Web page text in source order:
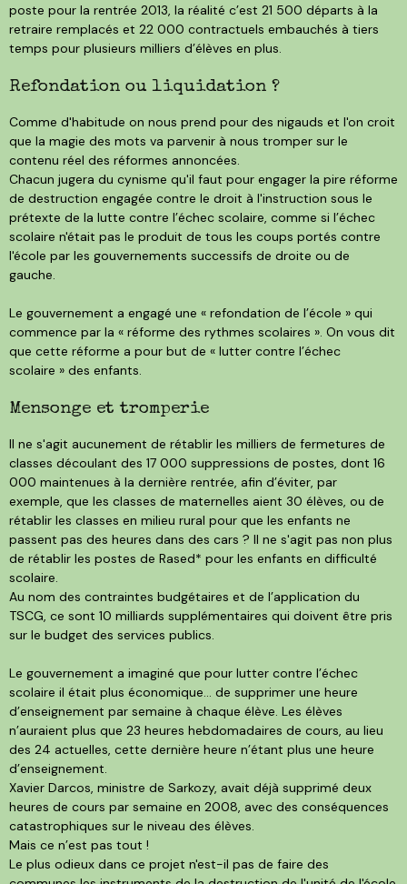
poste pour la rentrée 2013, la réalité c’est 21 500 départs à la
retraire remplacés et 22 000 contractuels embauchés à tiers
temps pour plusieurs milliers d’élèves en plus.
Refondation ou liquidation ?
Comme d'habitude on nous prend pour des nigauds et l'on croit
que la magie des mots va parvenir à nous tromper sur le
contenu réel des réformes annoncées.
Chacun jugera du cynisme qu'il faut pour engager la pire réforme
de destruction engagée contre le droit à l'instruction sous le
prétexte de la lutte contre l’échec scolaire, comme si l’échec
scolaire n'était pas le produit de tous les coups portés contre
l'école par les gouvernements successifs de droite ou de
gauche.
Le gouvernement a engagé une « refondation de l’école » qui
commence par la « réforme des rythmes scolaires ». On vous dit
que cette réforme a pour but de « lutter contre l’échec
scolaire » des enfants.
Mensonge et tromperie
Il ne s'agit aucunement de rétablir les milliers de fermetures de
classes découlant des 17 000 suppressions de postes, dont 16
000 maintenues à la dernière rentrée, afin d’éviter, par
exemple, que les classes de maternelles aient 30 élèves, ou de
rétablir les classes en milieu rural pour que les enfants ne
passent pas des heures dans des cars ? Il ne s'agit pas non plus
de rétablir les postes de Rased* pour les enfants en difficulté
scolaire.
Au nom des contraintes budgétaires et de l’application du
TSCG, ce sont 10 milliards supplémentaires qui doivent être pris
sur le budget des services publics.
Le gouvernement a imaginé que pour lutter contre l’échec
scolaire il était plus économique… de supprimer une heure
d’enseignement par semaine à chaque élève. Les élèves
n’auraient plus que 23 heures hebdomadaires de cours, au lieu
des 24 actuelles, cette dernière heure n’étant plus une heure
d’enseignement.
Xavier Darcos, ministre de Sarkozy, avait déjà supprimé deux
heures de cours par semaine en 2008, avec des conséquences
catastrophiques sur le niveau des élèves.
Mais ce n’est pas tout !
Le plus odieux dans ce projet n'est-il pas de faire des